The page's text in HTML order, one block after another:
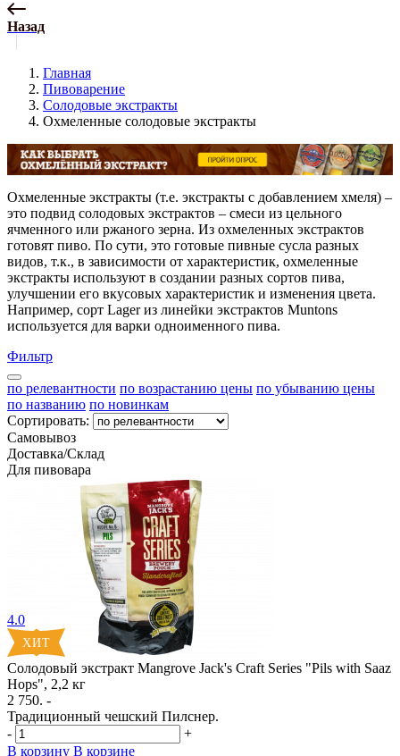
Назад
Главная
Пивоварение
Солодовые экстракты
Охмеленные солодовые экстракты
Охмеленные экстракты (т.е. экстракты с добавлением хмеля) –
это подвид солодовых экстрактов – смеси из цельного
ячменного или ржаного зерна. Из охмеленных экстрактов
готовят пиво. По сути, это готовые пивные сусла разных
видов, т.к., в зависимости от характеристик, охмеленные
экстракты используют в создании разных сортов пива,
улучшении его вкусовых характеристик и изменения цвета.
Например, сорт Lager из линейки экстрактов Muntons
используется для варки одноименного пива.
Фильтр
по релевантности по возрастанию цены по убыванию цены
по названию по новинкам
Сортировать:
Самовывоз
Доставка/Склад
Для пивовара
4.0
Солодовый экстракт Mangrove Jack's Craft Series "Pils with Saaz
Hops", 2,2 кг
2 750. -
Традиционный чешский Пилснер.
-
+
В корзину В корзине